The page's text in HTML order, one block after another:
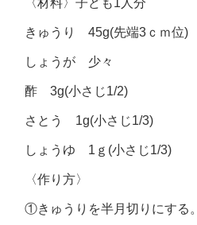
〈材料〉子ども1人分
きゅうり 45g(先端3ｃｍ位)
しょうが 少々
酢 3g(小さじ1/2)
さとう 1g(小さじ1/3)
しょうゆ 1ｇ(小さじ1/3)
〈作り方〉
①きゅうりを半月切りにする。